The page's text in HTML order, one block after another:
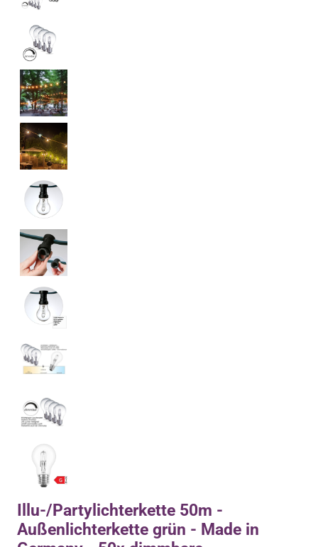
Illu-/Partylichterkette 50m -
Außenlichterkette grün - Made in